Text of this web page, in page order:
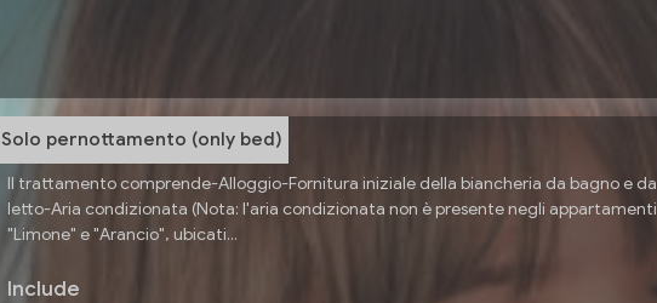
Solo pernottamento (only bed)
Il trattamento comprende-Alloggio-Fornitura iniziale della biancheria da bagno e da
letto-Aria condizionata (Nota: l'aria condizionata non è presente negli appartamenti
"Limone" e "Arancio", ubicati...
Include